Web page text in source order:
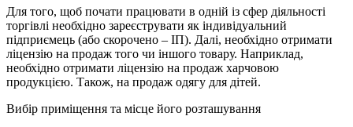
Для того, щоб почати працювати в одній із сфер діяльності
торгівлі необхідно зареєструвати як індивідуальний
підприємець (або скорочено – ІП). Далі, необхідно отримати
ліцензію на продаж того чи іншого товару. Наприклад,
необхідно отримати ліцензію на продаж харчовою
продукцією. Також, на продаж одягу для дітей.
Вибір приміщення та місце його розташування